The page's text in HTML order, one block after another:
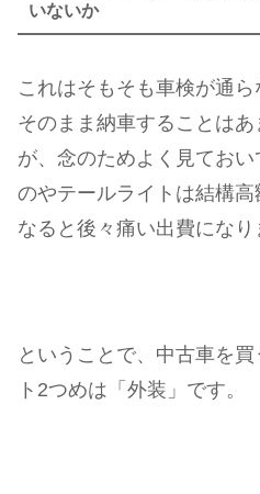
いないか
これはそもそも車検が通ら
そのまま納車することは
が、念のためよく見てお
のやテールライトは結構
なると後々痛い出費になり
ということで、中古車を
ト2つめは「外装」です。